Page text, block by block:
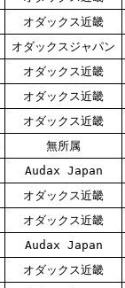
オダックス近畿
オダックスジャパン
オダックス近畿
オダックス近畿
オダックス近畿
無所属
Audax Japan
オダックス近畿
オダックス近畿
Audax Japan
オダックス近畿